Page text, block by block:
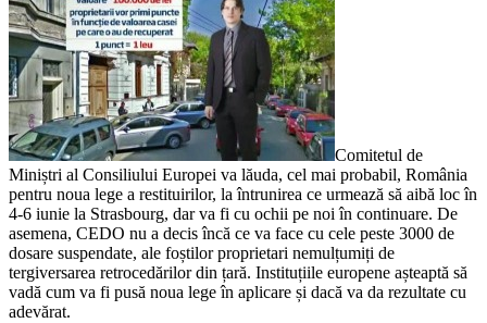
Comitetul de
Miniștri al Consiliului Europei va lăuda, cel mai probabil, România
pentru noua lege a restituirilor, la întrunirea ce urmează să aibă loc în
4-6 iunie la Strasbourg, dar va fi cu ochii pe noi în continuare. De
asemena, CEDO nu a decis încă ce va face cu cele peste 3000 de
dosare suspendate, ale foștilor proprietari nemulțumiți de
tergiversarea retrocedărilor din țară. Instituțiile europene așteaptă să
vadă cum va fi pusă noua lege în aplicare și dacă va da rezultate cu
adevărat.